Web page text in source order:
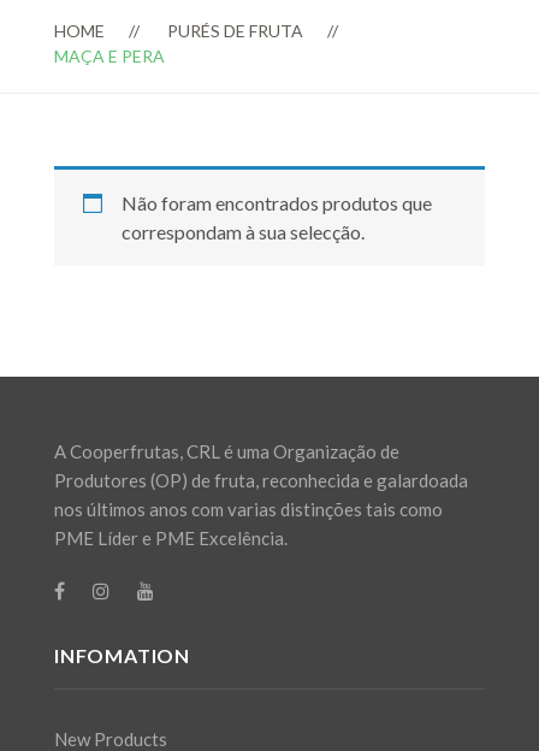
HOME
PURÉS DE FRUTA
MAÇA E PERA
Não foram encontrados produtos que
correspondam à sua selecção.
A Cooperfrutas, CRL é uma Organização de
Produtores (OP) de fruta, reconhecida e galardoada
nos últimos anos com varias distinções tais como
PME Líder e PME Excelência.
INFOMATION
New Products